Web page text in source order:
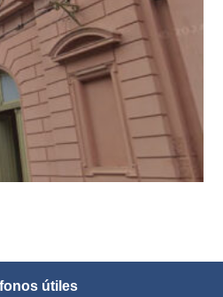
útiles